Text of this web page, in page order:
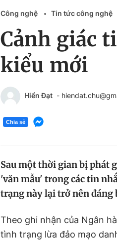
Công nghệ Tin tức công nghệ
Cảnh giác
kiểu mới
Hiển Đạt -
Chia sẻ
Sau một thời gian bị phát
'văn mẫu' trong các tin
trạng này lại trở nên đáng
Theo ghi nhận của Ngân
tình trạng lừa đảo mạo